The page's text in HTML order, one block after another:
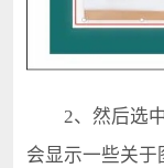
2、然后选中
会显示一些关